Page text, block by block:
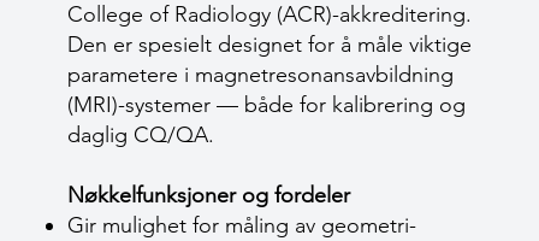
College of Radiology (ACR)-akkreditering.
Den er spesielt designet for å måle viktige
parametere i magnetresonansavbildning
(MRI)-systemer — både for kalibrering og
daglig CQ/QA.
Nøkkelfunksjoner og fordeler
Gir mulighet for måling av geometri­